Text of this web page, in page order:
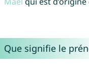
Que signifie le